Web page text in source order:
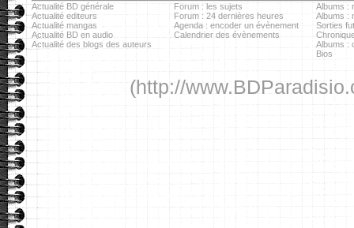
Actualité BD générale
Actualité editeurs
Actualité mangas
Actualité BD en audio
Actualité des blogs des auteurs
Forum : les sujets
Forum : 24 dernières heures
Agenda : encoder un évènement
Calendrier des évènements
Albums :
Albums :
Sorties
Albums :
Bios
(http://